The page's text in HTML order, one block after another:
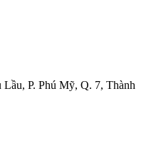
P. Phú Mỹ, Q. 7, Thành